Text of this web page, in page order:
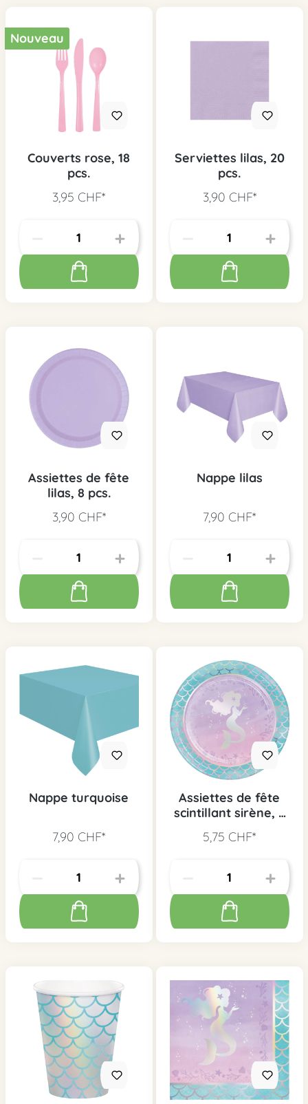
Nouveau
Couverts rose, 18
pcs.
3,95 CHF*
Serviettes lilas, 20
pcs.
3,90 CHF*
Assiettes de fête
lilas, 8 pcs.
3,90 CHF*
Nappe lilas
7,90 CHF*
Nappe turquoise
7,90 CHF*
Assiettes de fête
scintillant sirène, 8
5,75 CHF*